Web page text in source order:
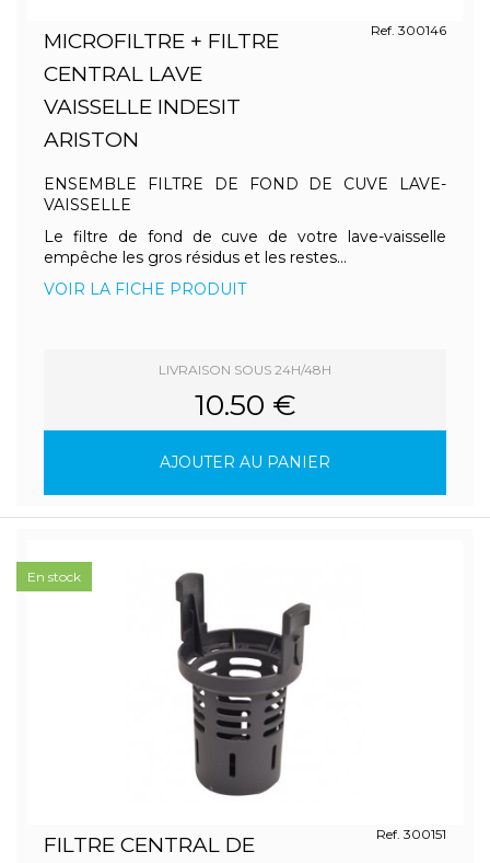
MICROFILTRE + FILTRE
CENTRAL LAVE
VAISSELLE INDESIT
ARISTON
Ref. 300146
ENSEMBLE FILTRE DE FOND DE CUVE LAVE-
VAISSELLE
Le filtre de fond de cuve de votre lave-vaisselle
empêche les gros résidus et les restes...
VOIR LA FICHE PRODUIT
LIVRAISON SOUS 24H/48H
10.50 €
AJOUTER AU PANIER
FILTRE CENTRAL DE
Ref. 300151
En stock